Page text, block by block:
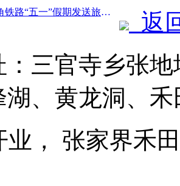
前一篇：长三角铁路“五一”假期发送旅客超2138万人次
返
：三官寺乡张
湖、黄龙洞、
业， 张家界